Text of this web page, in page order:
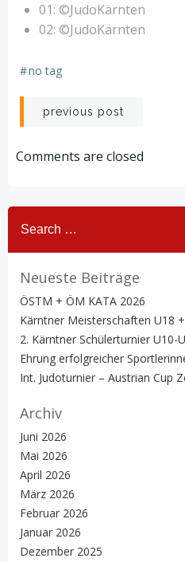
01: ©JudoKärnten
02: ©JudoKärnten
#no tag
Post
navigation
previous post
Comments are closed
Search
for:
Neueste Beiträge
ÖSTM + ÖM KATA 2026
Kärntner Meisterschaften U18
2. Kärntner Schülerturnier U10-
Ehrung erfolgreicher
Int. Judoturnier – Austrian Cup
Archiv
Juni 2026
Mai 2026
April 2026
März 2026
Februar 2026
Januar 2026
Dezember 2025